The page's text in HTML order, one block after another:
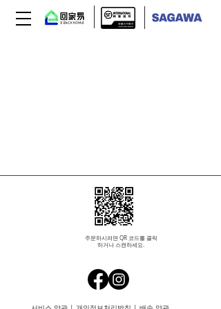
주문하시려면 QR 코드를 클릭
하거나 스캔하세요.